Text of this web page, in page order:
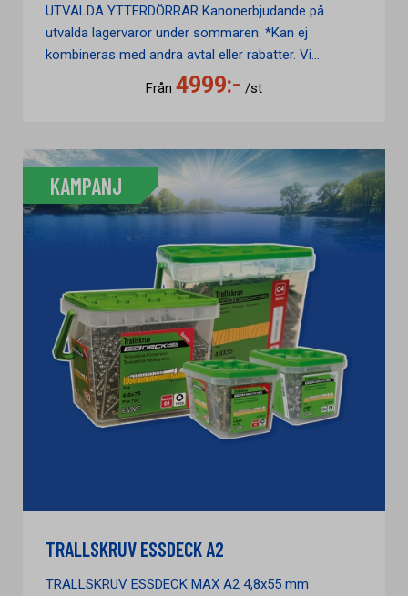
UTVALDA YTTERDÖRRAR Kanonerbjudande på
utvalda lagervaror under sommaren. *Kan ej
kombineras med andra avtal eller rabatter. Vi...
Från 4999:- /st
KAMPANJ
TRALLSKRUV ESSDECK A2
TRALLSKRUV ESSDECK MAX A2 4,8x55 mm